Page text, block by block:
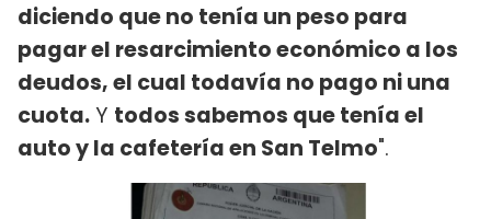
diciendo que no tenía un peso para
pagar el resarcimiento económico a los
deudos, el cual todavía no pago ni una
cuota.Y todos sabemos que tenía el
auto y la cafetería en San Telmo".